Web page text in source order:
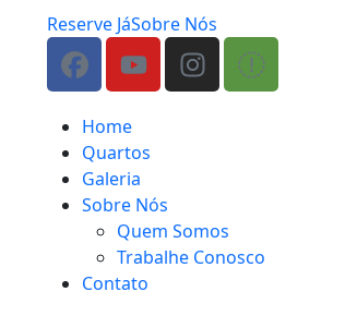
Reserve JáSobre Nós
Home
Quartos
Galeria
Sobre Nós
Quem Somos
Trabalhe Conosco
Contato